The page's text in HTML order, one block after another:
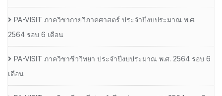
PA-VISIT ภาควิชากายวิภาคศาสตร์ ประจำปีงบประมาณ พ.ศ.
2564 รอบ 6 เดือน
PA-VISIT ภาควิชาชีววิทยา ประจำปีงบประมาณ พ.ศ. 2564 รอบ 6
เดือน